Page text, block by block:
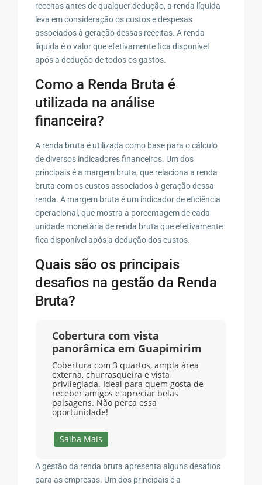
receitas antes de qualquer dedução, a renda líquida
leva em consideração os custos e despesas
associados à geração dessas receitas. A renda
líquida é o valor que efetivamente fica disponível
após a dedução de todos os gastos.
Como a Renda Bruta é
utilizada na análise
financeira?
A renda bruta é utilizada como base para o cálculo
de diversos indicadores financeiros. Um dos
principais é a margem bruta, que relaciona a renda
bruta com os custos associados à geração dessa
renda. A margem bruta é um indicador de eficiência
operacional, que mostra a porcentagem de cada
unidade monetária de renda bruta que efetivamente
fica disponível após a dedução dos custos.
Quais são os principais
desafios na gestão da Renda
Bruta?
Cobertura com vista
panorâmica em Guapimirim
Cobertura com 3 quartos, ampla área
externa, churrasqueira e vista
privilegiada. Ideal para quem gosta de
receber amigos e apreciar belas
paisagens. Não perca essa
oportunidade!
Saiba Mais
A gestão da renda bruta apresenta alguns desafios
para as empresas. Um dos principais é a